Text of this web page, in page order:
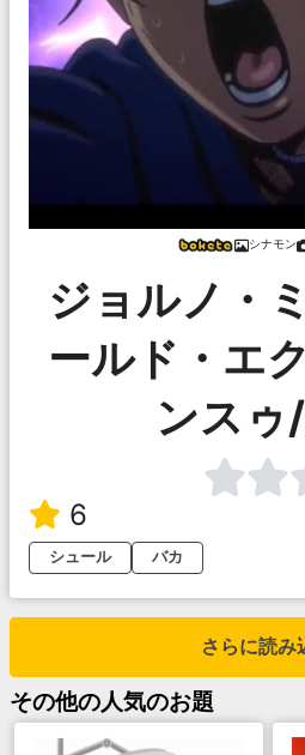
シナモン
ジョルノ・
ールド・エ
ンスゥ
6
シュール
バカ
さらに読み
その他の人気のお題